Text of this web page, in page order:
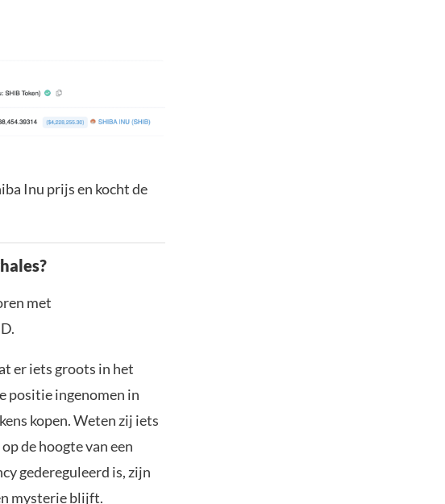
Inu prijs en kocht de
met
er iets groots in het
positie ingenomen in
kopen. Weten zij iets
de hoogte van een
gedereguleerd is, zijn
mysterie blijft.